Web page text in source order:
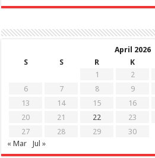
April 2026
S
S R K
1
2
6
7 8 9
13
14 15 16
20
21 22 23
27
28 29
30
« Mar
Jul »